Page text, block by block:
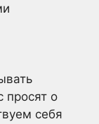
просят о
себя